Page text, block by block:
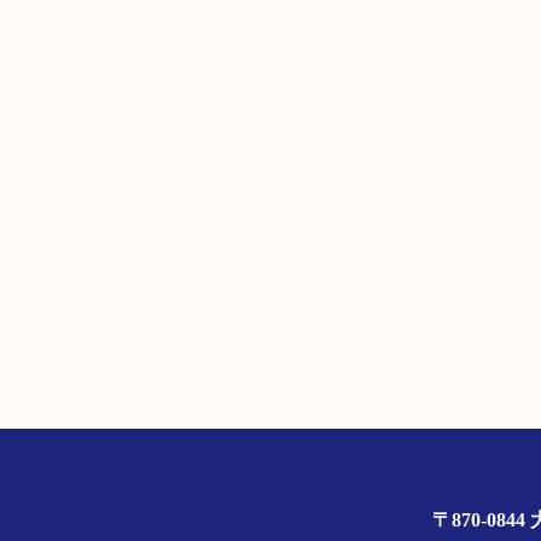
〒870-0844